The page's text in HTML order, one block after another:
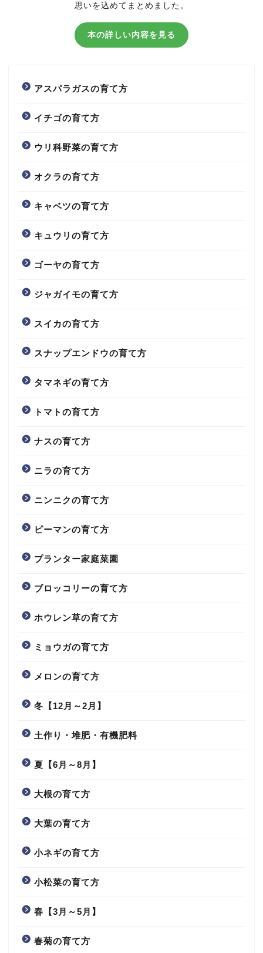
思いを込めてまとめました。
本の詳しい内容を見る
アスパラガスの育て方
イチゴの育て方
ウリ科野菜の育て方
オクラの育て方
キャベツの育て方
キュウリの育て方
ゴーヤの育て方
ジャガイモの育て方
スイカの育て方
スナップエンドウの育て方
タマネギの育て方
トマトの育て方
ナスの育て方
ニラの育て方
ニンニクの育て方
ピーマンの育て方
プランター家庭菜園
ブロッコリーの育て方
ホウレン草の育て方
ミョウガの育て方
メロンの育て方
冬【12月～2月】
土作り・堆肥・有機肥料
夏【6月～8月】
大根の育て方
大葉の育て方
小ネギの育て方
小松菜の育て方
春【3月～5月】
春菊の育て方